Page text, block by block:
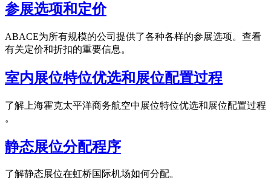
参展选项和定价
ABACE为所有规模的公司提供了各种各样的参展选项。查看
有关定价和折扣的重要信息。
室内展位特位优选和展位配置过程
了解上海霍克太平洋商务航空中展位特位优选和展位配置过程
。
静态展位分配程序
了解静态展位在虹桥国际机场如何分配。